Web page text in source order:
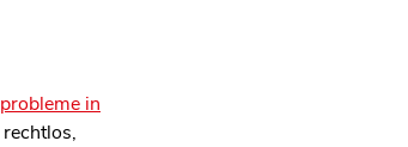
in